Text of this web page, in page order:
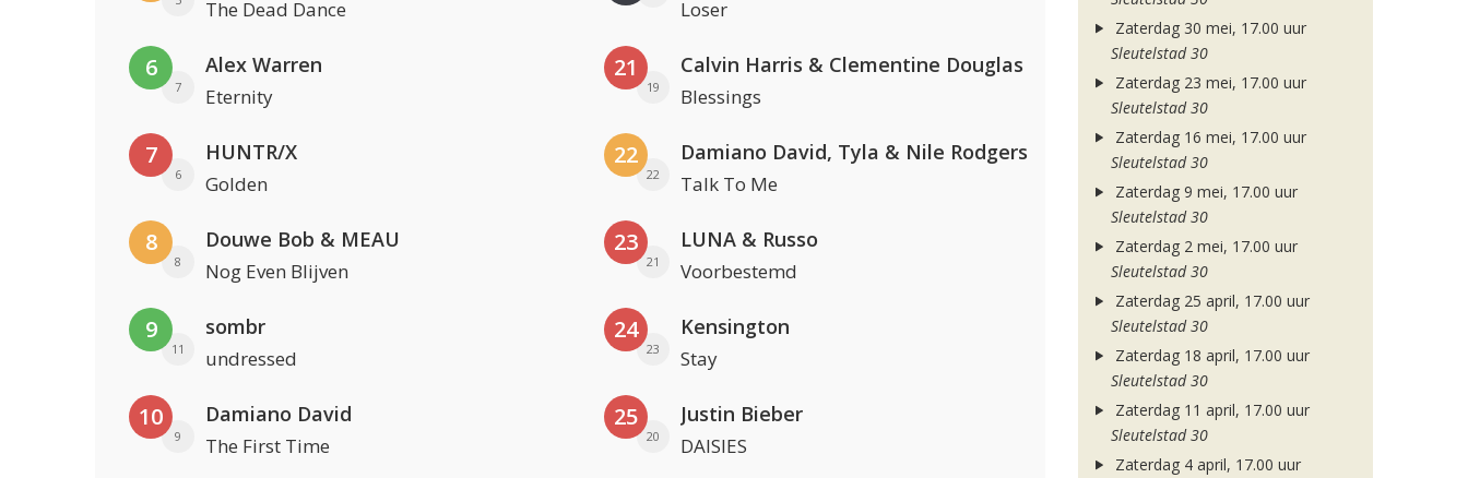
The Dead Dance
6
7
Alex Warren
Eternity
7
6
HUNTR/X
Golden
8
8
Douwe Bob & MEAU
Nog Even Blijven
9
11
sombr
undressed
10
9
Damiano David
The First Time
Loser
21
19
Calvin Harris & Clementine Douglas
Blessings
22
22
Damiano David, Tyla & Nile Rodgers
Talk To Me
23
21
LUNA & Russo
Voorbestemd
24
23
Kensington
Stay
25
20
Justin Bieber
DAISIES
Zaterdag 30 mei, 17.00 uur
Sleutelstad 30
Zaterdag 23 mei, 17.00 uur
Sleutelstad 30
Zaterdag 16 mei, 17.00 uur
Sleutelstad 30
Zaterdag 9 mei, 17.00 uur
Sleutelstad 30
Zaterdag 2 mei, 17.00 uur
Sleutelstad 30
Zaterdag 25 april, 17.00 uur
Sleutelstad 30
Zaterdag 18 april, 17.00 uur
Sleutelstad 30
Zaterdag 11 april, 17.00 uur
Sleutelstad 30
Zaterdag 4 april, 17.00 uur